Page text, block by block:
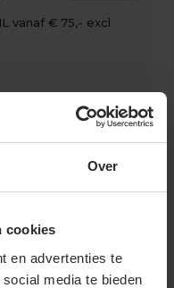
Over
cookies
en advertenties te
media te bieden
vanaf € 75,- excl